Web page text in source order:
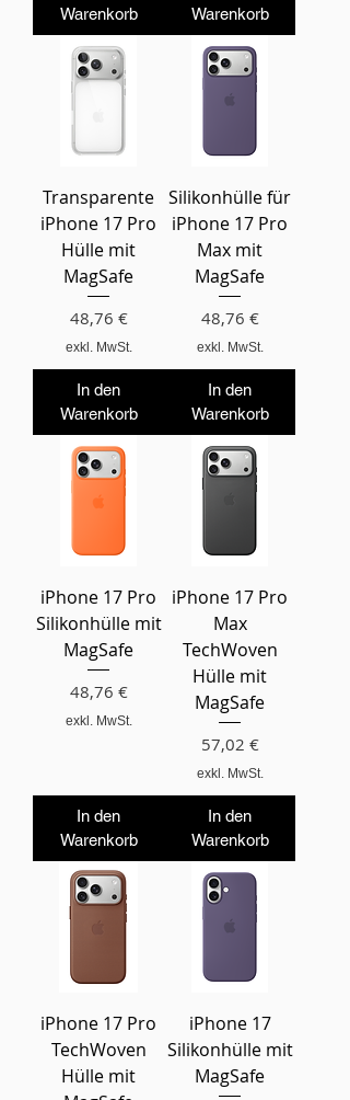
Warenkorb
Warenkorb
Transparente
iPhone 17 Pro
Hülle mit
MagSafe
Preis
48,76 €
exkl. MwSt.
In den
Warenkorb
Silikonhülle für
iPhone 17 Pro
Max mit
MagSafe
Preis
48,76 €
exkl. MwSt.
In den
Warenkorb
iPhone 17 Pro
Silikonhülle mit
MagSafe
Preis
48,76 €
exkl. MwSt.
In den
Warenkorb
iPhone 17 Pro
Max
TechWoven
Hülle mit
MagSafe
Preis
57,02 €
exkl. MwSt.
In den
Warenkorb
iPhone 17 Pro
TechWoven
Hülle mit
iPhone 17
Silikonhülle mit
MagSafe